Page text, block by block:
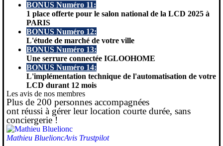
BONUS Numéro 11:
1 place offerte pour le salon national de la LCD 2025 à
PARIS
BONUS Numéro 12:
L'étude de marché de votre ville
BONUS Numéro 13:
Une serrure connectée IGLOOHOME
BONUS Numéro 14:
L'implémentation technique de l'automatisation de votre
LCD durant 12 mois
Les avis de nos membres
Plus de 200 personnes accompagnées
ont réussi à gérer leur location courte durée, sans
conciergerie !
Mathieu BluelioncAvis Trustpilot